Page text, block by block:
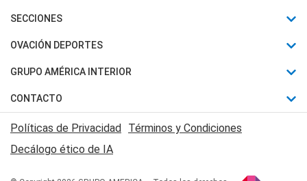
Últimas Noticias
Política
Judiciales
Economia
SECCIONES
Horóscopo
Motores
Trucos caseros
Series y Películas
Edictos y Solicitadas
OVACIÓN DEPORTES
Fútbol
Mundial
Automovilismo
Rugby
GRUPO AMÉRICA INTERIOR
Canal 7 en Vivo
CONTACTO
Acerca de Nosotros
Contactanos
Políticas de Privacidad Términos y Condiciones
Decálogo ético de IA